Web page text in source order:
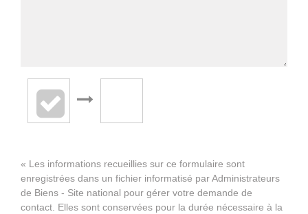
« Les informations recueillies sur ce formulaire sont
enregistrées dans un fichier informatisé par Administrateurs
de Biens - Site national pour gérer votre demande de
contact. Elles sont conservées pour la durée nécessaire à la